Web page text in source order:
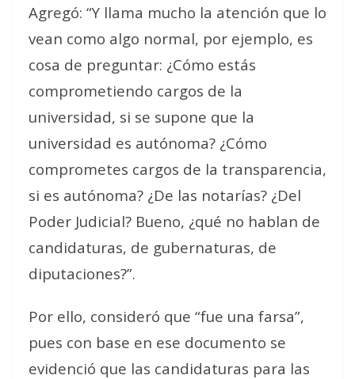
Agregó: “Y llama mucho la atención que lo
vean como algo normal, por ejemplo, es
cosa de preguntar: ¿Cómo estás
comprometiendo cargos de la
universidad, si se supone que la
universidad es autónoma? ¿Cómo
comprometes cargos de la transparencia,
si es autónoma? ¿De las notarías? ¿Del
Poder Judicial? Bueno, ¿qué no hablan de
candidaturas, de gubernaturas, de
diputaciones?”.
Por ello, consideró que “fue una farsa”,
pues con base en ese documento se
evidenció que las candidaturas para las